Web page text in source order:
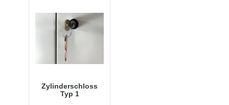
Zylinderschloss
Typ 1